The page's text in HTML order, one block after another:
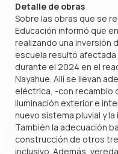
Detalle de obras
Sobre las obras que se
Educación informó que
realizando una inversión
escuela resultó afectada
durante el 2024 en el
Nayahue. Allí se llevan
eléctrica, -con recambio
iluminación exterior e
nuevo sistema pluvial y
También la adecuación
construcción de otros
inclusivo. Además,